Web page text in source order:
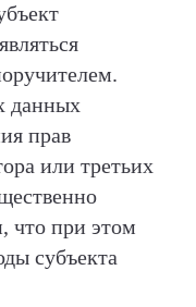
данных
прав
или третьих
что при этом
субъекта